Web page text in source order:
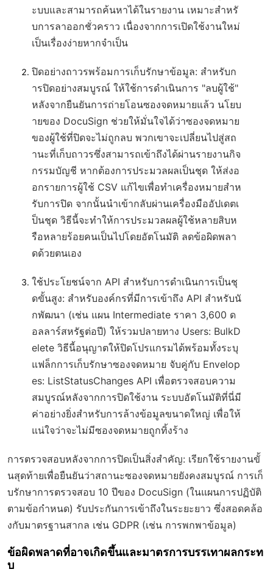
ะบบและสามารถค้นหาได้ในรายงาน เหมาะสำหรั
บการลาออกชั่วคราว เนื่องจากการเปิดใช้งานใหม่
เป็นเรื่องง่ายหากจำเป็น
ปิดอย่างถาวรพร้อมการเก็บรักษาข้อมูล: สำหรับก
ารปิดอย่างสมบูรณ์ ให้ใช้การดำเนินการ "ลบผู้ใช้"
หลังจากยืนยันการถ่ายโอนซองจดหมายแล้ว นโยบ
ายของ DocuSign ช่วยให้มั่นใจได้ว่าซองจดหมาย
ของผู้ใช้ที่ปิดจะไม่ถูกลบ พวกเขาจะเปลี่ยนไปสู่สถ
านะที่เก็บถาวรซึ่งสามารถเข้าถึงได้ผ่านรายงานกิจ
กรรมบัญชี หากต้องการประมวลผลเป็นชุด ให้ส่งอ
อกรายการผู้ใช้ CSV แก้ไขเพื่อทำเครื่องหมายสำห
รับการปิด จากนั้นนำเข้ากลับผ่านเครื่องมืออัปเดตเ
ป็นชุด วิธีนี้จะทำให้การประมวลผลผู้ใช้หลายสิบห
รือหลายร้อยคนเป็นไปโดยอัตโนมัติ ลดข้อผิดพลา
ดด้วยตนเอง
ใช้ประโยชน์จาก API สำหรับการดำเนินการเป็นชุ
ดขั้นสูง: สำหรับองค์กรที่มีการเข้าถึง API สำหรับนั
กพัฒนา (เช่น แผน Intermediate ราคา 3,600 ด
อลลาร์สหรัฐต่อปี) ให้รวมปลายทาง Users: BulkD
elete วิธีนี้อนุญาตให้ปิดโปรแกรมได้พร้อมทั้งระบุ
แฟล็กการเก็บรักษาซองจดหมาย จับคู่กับ Envelop
es: ListStatusChanges API เพื่อตรวจสอบความ
สมบูรณ์หลังจากการปิดใช้งาน ระบบอัตโนมัติที่นี่มี
ค่าอย่างยิ่งสำหรับการล้างข้อมูลขนาดใหญ่ เพื่อให้
แน่ใจว่าจะไม่มีซองจดหมายถูกทิ้งร้าง
การตรวจสอบหลังจากการปิดเป็นสิ่งสำคัญ: เรียกใช้รายงานขั้
นสุดท้ายเพื่อยืนยันว่าสถานะซองจดหมายยังคงสมบูรณ์ การเก็
บรักษาการตรวจสอบ 10 ปีของ DocuSign (ในแผนการปฏิบัติ
ตามข้อกำหนด) รับประกันการเข้าถึงในระยะยาว ซึ่งสอดคล้อ
งกับมาตรฐานสากล เช่น GDPR (เช่น การพกพาข้อมูล)
ข้อผิดพลาดที่อาจเกิดขึ้นและมาตรการบรรเทาผลกระท
บ